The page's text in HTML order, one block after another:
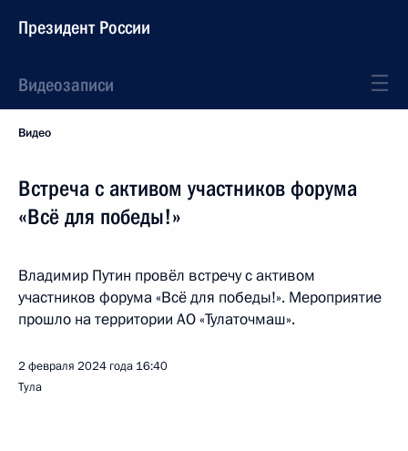
Президент России
Видеозаписи
Видео
Встреча с активом участников форума
«Всё для победы!»
Владимир Путин провёл встречу с активом
участников форума «Всё для победы!». Мероприятие
прошло на территории АО «Тулаточмаш».
2 февраля 2024 года 16:40
Тула